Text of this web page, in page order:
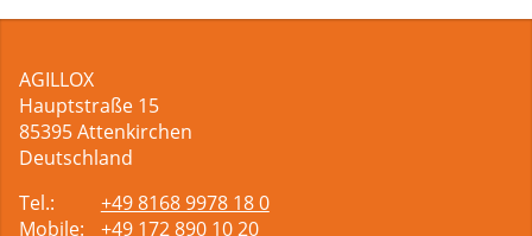
AGILLOX
Hauptstraße 15
85395Attenkirchen
Deutschland
Tel.:
+49 8168 9978 18 0
Mobile:
+49 172 890 10 20